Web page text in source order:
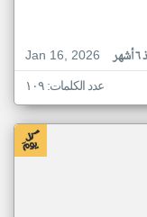
Jan 16, 2026
عدد الكلمات: ١٠٩